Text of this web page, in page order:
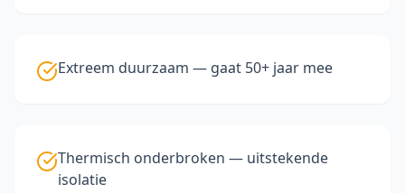
Extreem duurzaam — gaat 50+ jaar mee
Thermisch onderbroken — uitstekende
isolatie